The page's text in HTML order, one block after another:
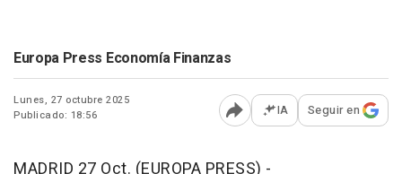
Europa Press Economía Finanzas
Lunes, 27 octubre 2025
Publicado: 18:56
Abrir opciones para
IA Seguir en